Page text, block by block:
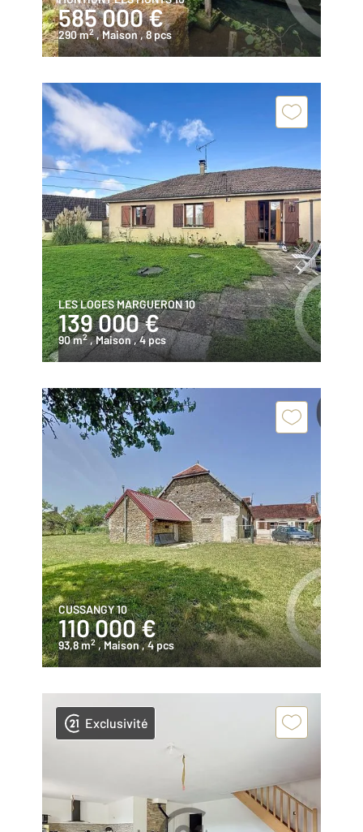
585 000 €
290 m2 , Maison, 8 pcs
LES LOGES MARGUERON 10
139 000 €
90 m2 , Maison, 4 pcs
CUSSANGY 10
110 000 €
93,8 m2 , Maison, 4 pcs
Exclusivité